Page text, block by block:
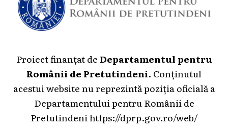
Proiect finanțat deDepartamentul pentru
Românii de Pretutindeni. Conținutul
acestui website nu reprezintă poziția oficială a
Departamentului pentru Românii de
Pretutindeni https://dprp.gov.ro/web/